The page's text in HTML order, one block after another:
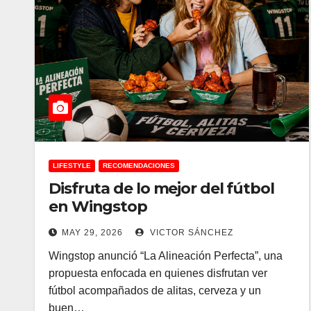
LIFESTYLE RECOMENDACIONES
Disfruta de lo mejor del fútbol
en Wingstop
MAY 29, 2026 VICTOR SÁNCHEZ
Wingstop anunció “La Alineación Perfecta”, una
propuesta enfocada en quienes disfrutan ver
fútbol acompañados de alitas, cerveza y un
buen…